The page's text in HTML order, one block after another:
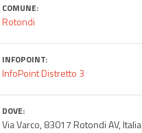
COMUNE:
Rotondi
INFOPOINT:
InfoPoint Distretto 3
DOVE:
Via Varco, 83017 Rotondi AV, Italia